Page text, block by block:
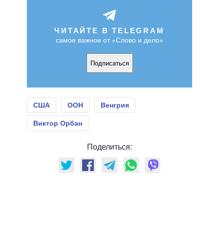
ЧИТАЙТЕ В TELEGRAM
самое важное от «Слово и дело»
Подписаться
США ООН Венгрия
Виктор Орбан
Поделиться: